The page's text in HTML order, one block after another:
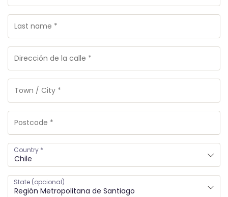
Country *
Chile
State (opcional)
Región Metropolitana de Santiago